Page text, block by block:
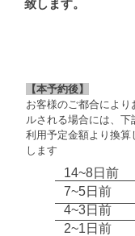
致します。
【本予約後】
お客様のご都合によ
ルされる場合には、
利用予定金額より換算
します
14~8日前
7~5日前
4~3日前
2~1日前